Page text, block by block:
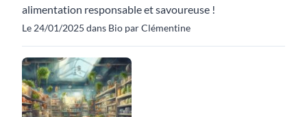
alimentation responsable et savoureuse !
Le 24/01/2025 dans Bio par Clémentine